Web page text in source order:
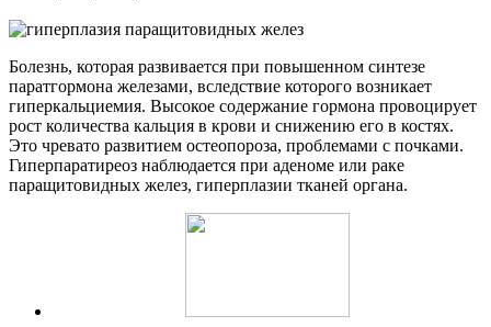
Болезнь, которая развивается при повышенном синтезе
паратгормона железами, вследствие которого возникает
гиперкальциемия. Высокое содержание гормона провоцирует
рост количества кальция в крови и снижению его в костях.
Это чревато развитием остеопороза, проблемами с почками.
Гиперпаратиреоз наблюдается при аденоме или раке
паращитовидных желез, гиперплазии тканей органа.